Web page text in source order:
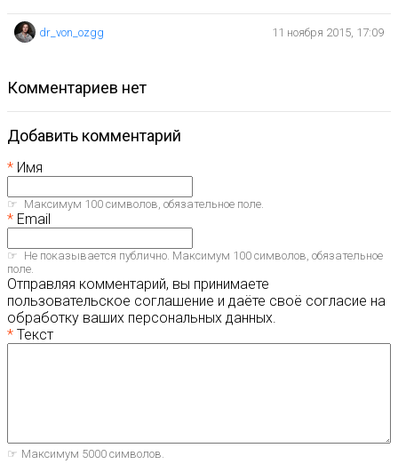
dr_von_ozgg 11 ноября 2015, 17:09
комментариев нет
Добавить комментарий
Имя
Максимум 100 символов, обязательное поле.
Email
Не показывается публично. Максимум 100 символов, обязательное
поле.
Отправляя комментарий, вы принимаете
пользовательское соглашение и даёте своё согласие на
обработку ваших персональных данных.
Текст
Максимум 5000 символов.